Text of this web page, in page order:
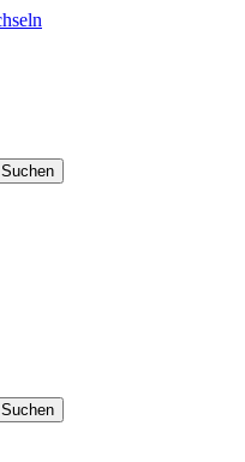
Suchen
Suchen